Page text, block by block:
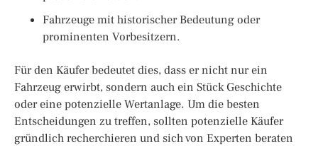
Fahrzeuge mit historischer Bedeutung oder
prominenten Vorbesitzern.
Für den Käufer bedeutet dies, dass er nicht nur ein
Fahrzeug erwirbt, sondern auch ein Stück Geschichte
oder eine potenzielle Wertanlage. Um die besten
Entscheidungen zu treffen, sollten potenzielle Käufer
gründlich recherchieren und sich von Experten beraten